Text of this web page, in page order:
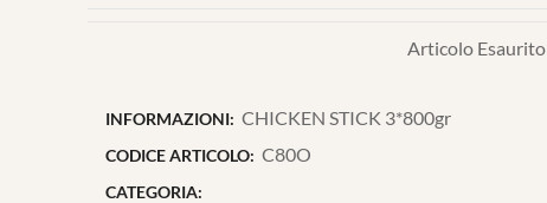
Articolo Esaurito
INFORMAZIONI: CHICKEN STICK 3*800gr
CODICE ARTICOLO: C80O
CATEGORIA: